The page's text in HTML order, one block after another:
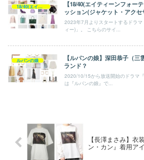
18/40(エイティーンフォーティー)
【18/40(エイティーンフォー
ッション(ジャケット・アク
2023年7月よりスタートするドラ
ィー)」。 こちらのサイ...
ルパンの娘
【ルパンの娘】深田恭子（
ランド？
2020/10/15から放送開始のドラマ
は『ルパンの娘』で...
【長澤まさみ】衣
ン・カン』着用ア